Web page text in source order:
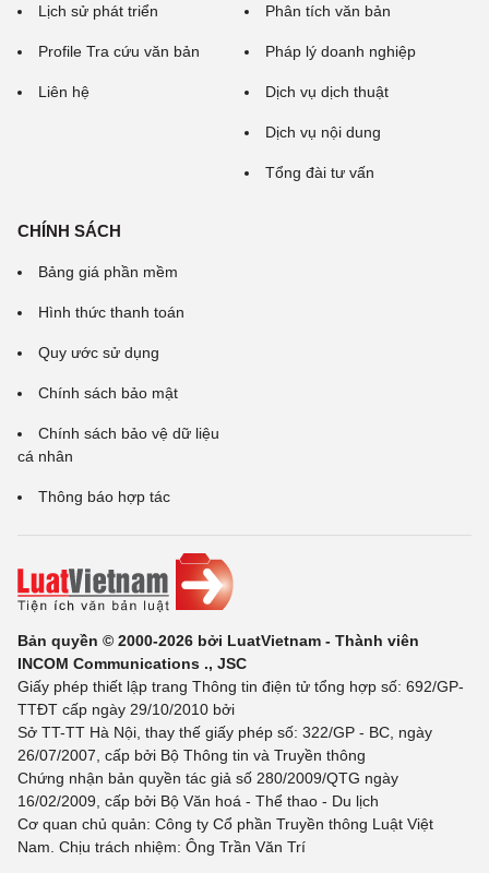
Lịch sử phát triển
Profile Tra cứu văn bản
Liên hệ
Phân tích văn bản
Pháp lý doanh nghiệp
Dịch vụ dịch thuật
Dịch vụ nội dung
Tổng đài tư vấn
CHÍNH SÁCH
Bảng giá phần mềm
Hình thức thanh toán
Quy ước sử dụng
Chính sách bảo mật
Chính sách bảo vệ dữ liệu
cá nhân
Thông báo hợp tác
Bản quyền © 2000-2026 bởi LuatVietnam - Thành viên
INCOM Communications ., JSC
Giấy phép thiết lập trang Thông tin điện tử tổng hợp số: 692/GP-
TTĐT cấp ngày 29/10/2010 bởi
Sở TT-TT Hà Nội, thay thế giấy phép số: 322/GP - BC, ngày
26/07/2007, cấp bởi Bộ Thông tin và Truyền thông
Chứng nhận bản quyền tác giả số 280/2009/QTG ngày
16/02/2009, cấp bởi Bộ Văn hoá - Thể thao - Du lịch
Cơ quan chủ quản: Công ty Cổ phần Truyền thông Luật Việt
Nam. Chịu trách nhiệm: Ông Trần Văn Trí